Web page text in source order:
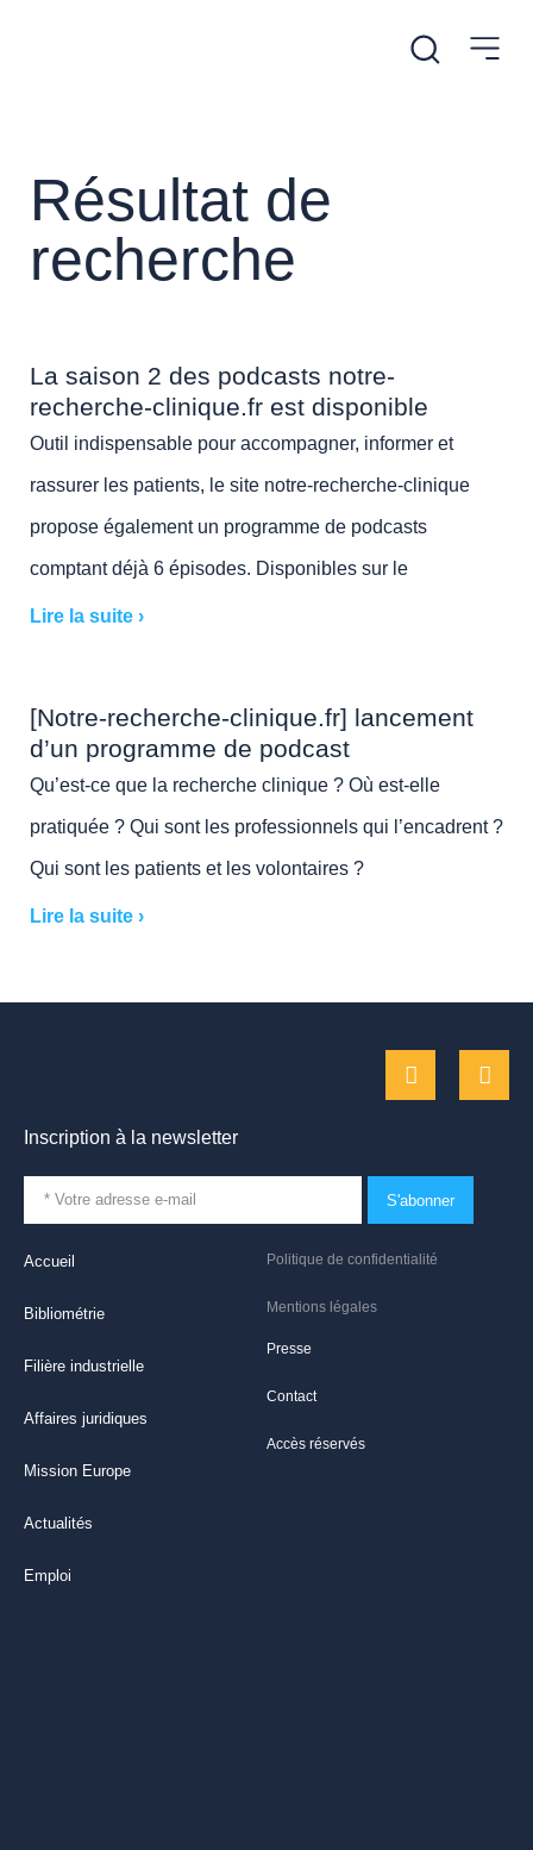
Résultat de
recherche
La saison 2 des podcasts notre-
recherche-clinique.fr est disponible
Outil indispensable pour accompagner, informer et
rassurer les patients, le site notre-recherche-clinique
propose également un programme de podcasts
comptant déjà 6 épisodes. Disponibles sur le
Lire la suite ›
[Notre-recherche-clinique.fr] lancement
d’un programme de podcast
Qu’est-ce que la recherche clinique ? Où est-elle
pratiquée ? Qui sont les professionnels qui l’encadrent ?
Qui sont les patients et les volontaires ?
Lire la suite ›
Politique de confidentialité
Mentions légales
Presse
Contact
Accès réservés
Accueil
Bibliométrie
Filière industrielle
Affaires juridiques
Mission Europe
Actualités
Emploi
Inscription à la newsletter
S'abonner